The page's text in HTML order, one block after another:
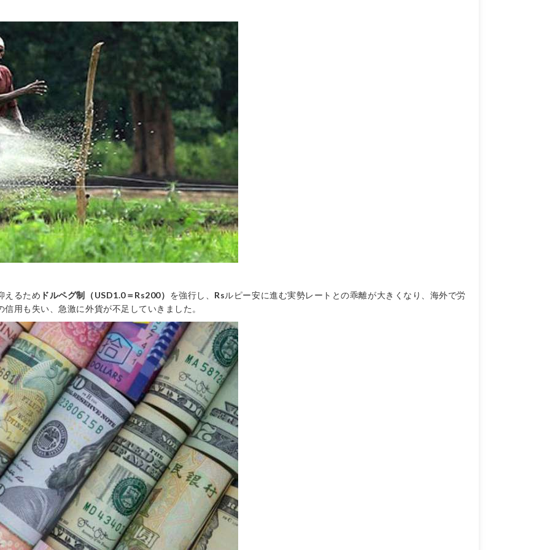
えるため ドルペグ制（USD1.0＝Rs200） を強行し、 Rsルピー安に進む実勢レートとの乖離が大きくなり、海外で労
用も失い、急激に外貨が不足していきました。